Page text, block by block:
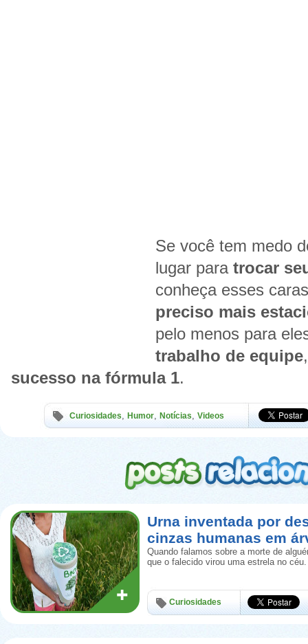
Se você tem medo
lugar para trocar
conheça esses
preciso mais
pelo menos para
trabalho de equipe
sucesso na fórmula 1.
Curiosidades, Humor, Notícias, Videos
Urna inventada por
cinzas humanas em
Quando falamos sobre a morte de
que o falecido virou uma estrela no
Curiosidades